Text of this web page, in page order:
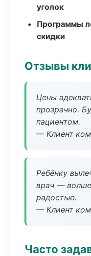
уголок
Программы
скидки
Отзывы
Цены
прозрачно.
пациентом.
— Клиент
Ребёнку
врач —
радостью.
— Клиент
Часто